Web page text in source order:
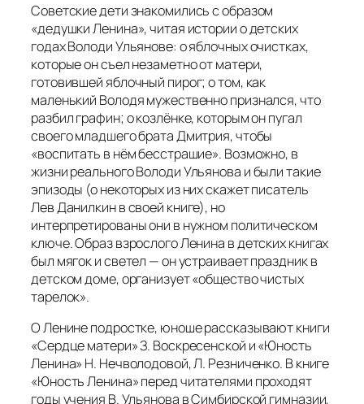
Советские дети знакомились с образом
«дедушки Ленина», читая истории о детских
годах Володи Ульянове: о яблочных очистках,
которые он съел незаметно от матери,
готовившей яблочный пирог; о том, как
маленький Володя мужественно признался, что
разбил графин; о козлёнке, которым он пугал
своего младшего брата Дмитрия, чтобы
«воспитать в нём бесстрашие». Возможно, в
жизни реального Володи Ульянова и были такие
эпизоды (о некоторых из них скажет писатель
Лев Данилкин в своей книге), но
интерпретированы они в нужном политическом
ключе. Образ взрослого Ленина в детских книгах
был мягок и светел — он устраивает праздник в
детском доме, организует «общество чистых
тарелок».
О Ленине подростке, юноше рассказывают книги
«Сердце матери» З. Воскресенской и «Юность
Ленина» Н. Нечволодовой, Л. Резниченко. В книге
«Юность Ленина» перед читателями проходят
годы учения В. Ульянова в Симбирской гимназии,